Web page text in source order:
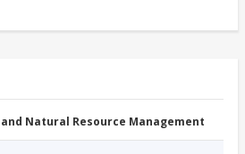
and Natural Resource Management